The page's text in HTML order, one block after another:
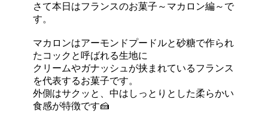
さて本日はフランスのお菓子～マカロン編～で
す。
マカロンはアーモンドプードルと砂糖で作られ
たコックと呼ばれる生地に
クリームやガナッシュが挟まれているフランス
を代表するお菓子です。
外側はサクッと、中はしっとりとした柔らかい
食感が特徴です🍰